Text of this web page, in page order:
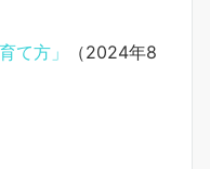
て方」
（2024年8